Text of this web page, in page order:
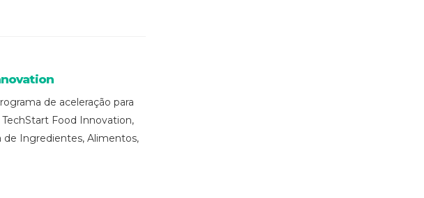
de aceleração para
Food Innovation,
de Ingredientes, Alimentos,